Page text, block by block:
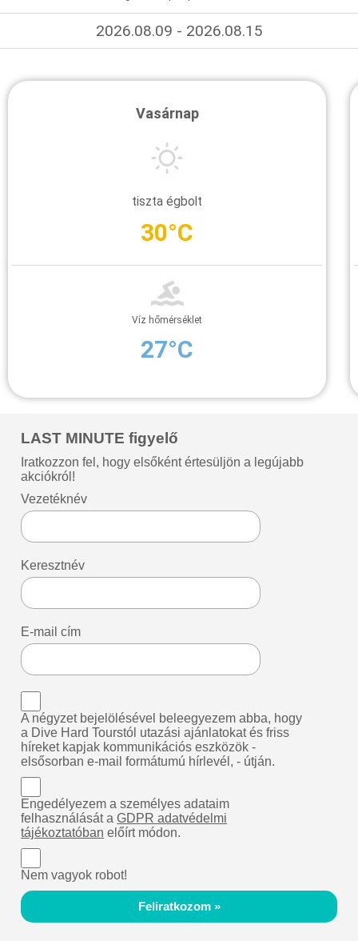
2026.08.09 - 2026.08.15
Vasárnap
tiszta égbolt
30°C
Víz hőmérséklet
27°C
LAST MINUTE figyelő
Iratkozzon fel, hogy elsőként értesüljön a legújabb
akciókról!
Vezetéknév
Keresztnév
E-mail cím
A négyzet bejelölésével beleegyezem abba, hogy
a Dive Hard Tourstól utazási ajánlatokat és friss
híreket kapjak kommunikációs eszközök -
elsősorban e-mail formátumú hírlevél, - útján.
Engedélyezem a személyes adataim
felhasználását aGDPR adatvédelmi
tájékoztatóban előírt módon.
Nem vagyok robot!
Feliratkozom »